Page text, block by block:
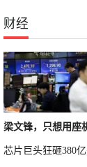
财经
梁文锋，只想用座
芯片巨头狂砸380